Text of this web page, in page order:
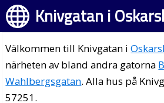
Knivgatan i
Välkommen till Knivgatan i
närheten av bland andra gatorna
Wahlbergsgatan. Alla hus på
57251.